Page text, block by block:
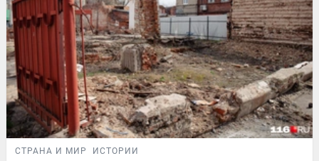
СТРАНА И МИР ИСТОРИИ